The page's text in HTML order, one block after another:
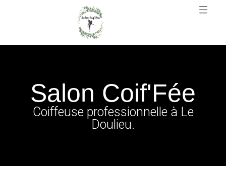
Salon Coif'Fée
Coiffeuse professionnelle à Le
Doulieu.